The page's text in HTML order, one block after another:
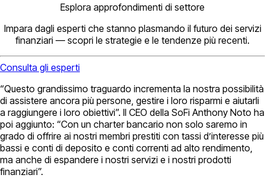
Esplora approfondimenti di settore
Impara dagli esperti che stanno plasmando il futuro dei servizi
finanziari — scopri le strategie e le tendenze più recenti.
Consulta gli esperti
“Questo grandissimo traguardo incrementa la nostra possibilità
di assistere ancora più persone, gestire i loro risparmi e aiutarli
a raggiungere i loro obiettivi”. Il CEO della SoFi Anthony Noto ha
poi aggiunto: “Con un charter bancario non solo saremo in
grado di offrire ai nostri membri prestiti con tassi d’interesse più
bassi e conti di deposito e conti correnti ad alto rendimento,
ma anche di espandere i nostri servizi e i nostri prodotti
finanziari”.